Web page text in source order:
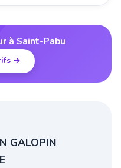
à Saint-Pabu
→
GALOPIN